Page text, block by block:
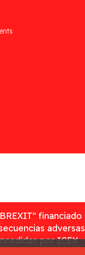
financiado
adversas
por ICEX